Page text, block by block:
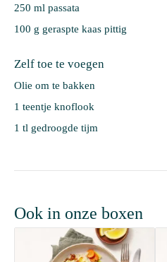
250 ml passata
100 g geraspte kaas pittig
Zelf toe te voegen
Olie om te bakken
1 teentje knoflook
1 tl gedroogde tijm
Ook in onze boxen